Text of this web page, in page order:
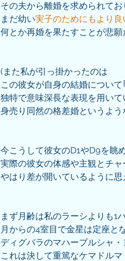
その夫から離婚を求められてお
まだ幼い実子のためにもより
何とか再婚を果たすことが悲
(また私が引っ掛かったのは
この彼女が自身の結婚につい
独特で意味深長な表現を用い
身売り同然の格差婚というよ
今こうして彼女のD1やD9を眺
実際の彼女の体感や主観とチ
やはり差が開いているように
まず月齢は私のラーシよりも1
月からの4室目で金星は定座と
ディグバラのマハープルシャ
これは決して重篤なケマドル